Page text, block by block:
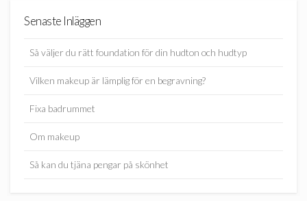
Senaste Inläggen
Så väljer du rätt foundation för din hudton och hudtyp
Vilken makeup är lämplig för en begravning?
Fixa badrummet
Om makeup
Så kan du tjäna pengar på skönhet